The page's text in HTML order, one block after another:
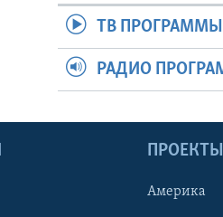
ТВ ПРОГРАММЫ
РАДИО
ПРОЕКТЫ
Америка